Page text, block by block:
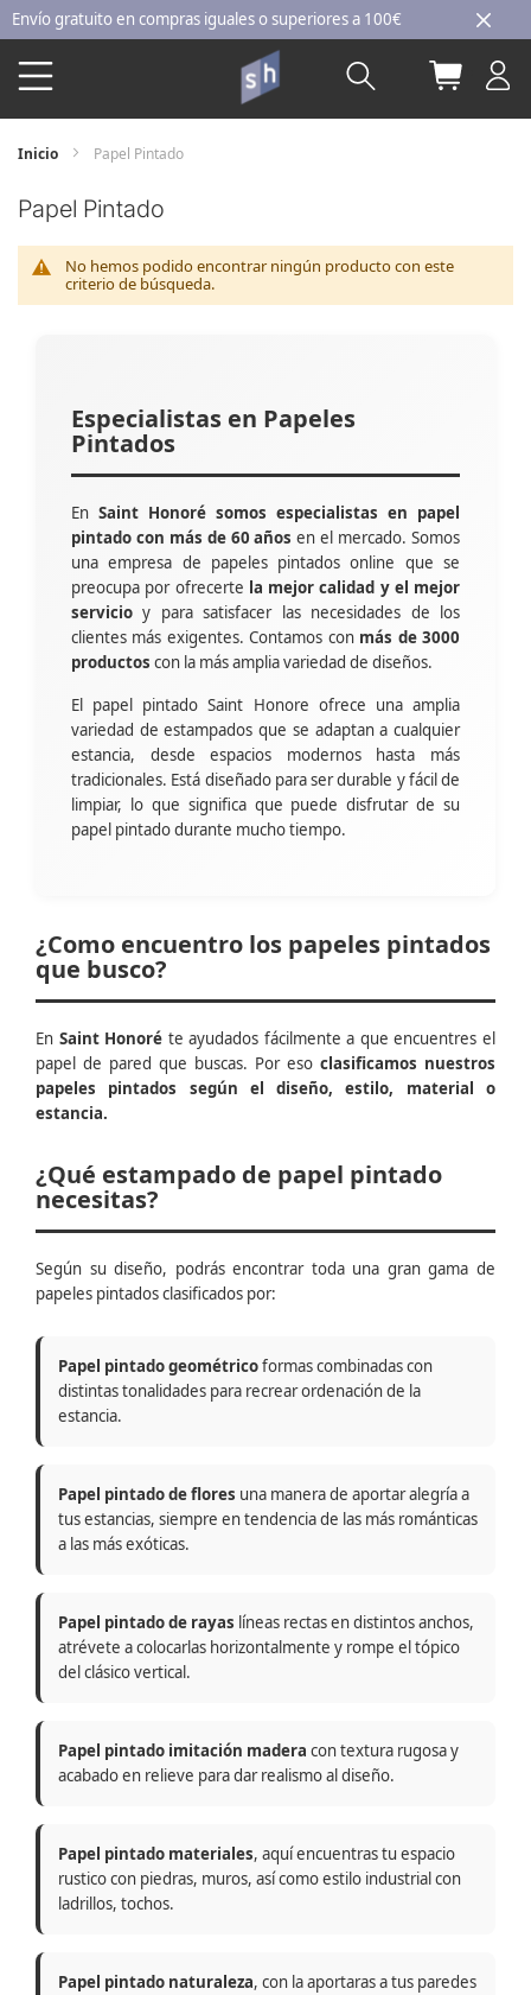
Ir
al
contenido
gratuito en compras iguales o superiores a 100€
Buscar Mi
Inicio Papel Pintado
Papel Pintado
No hemos podido encontrar ningún producto con este
criterio de búsqueda.
Especialistas en Papeles
Pintados
En Saint Honoré somos especialistas en papel
pintado con más de 60 años en el mercado. Somos
una empresa de papeles pintados online que se
preocupa por ofrecerte la mejor calidad y el mejor
servicio y para satisfacer las necesidades de los
clientes más exigentes. Contamos con más de 3000
productos con la más amplia variedad de diseños.
El papel pintado Saint Honore ofrece una amplia
variedad de estampados que se adaptan a cualquier
estancia, desde espacios modernos hasta más
tradicionales. Está diseñado para ser durable y fácil de
limpiar, lo que significa que puede disfrutar de su
papel pintado durante mucho tiempo.
¿Como encuentro los papeles pintados
que busco?
En Saint Honoré te ayudados fácilmente a que encuentres el
papel de pared que buscas. Por eso clasificamos nuestros
papeles pintados según el diseño, estilo, material o
estancia.
¿Qué estampado de papel pintado
necesitas?
Según su diseño, podrás encontrar toda una gran gama de
papeles pintados clasificados por:
Papel pintado geométricoformas combinadas con
distintas tonalidades para recrear ordenación de la
estancia.
Papel pintado de flores una manera de aportar alegría a
tus estancias, siempre en tendencia de las más románticas
a las más exóticas.
Papel pintado de rayas líneas rectas en distintos anchos,
atrévete a colocarlas horizontalmente y rompe el tópico
del clásico vertical.
Papel pintado imitación madera con textura rugosa y
acabado en relieve para dar realismo al diseño.
Papel pintado materiales, aquí encuentras tu espacio
rustico con piedras, muros, así como estilo industrial con
ladrillos, tochos.
Papel pintado naturaleza, con la aportaras a tus paredes